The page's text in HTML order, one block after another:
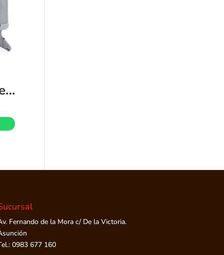
Cuna Colecho Next2Me Forever Chicco
Fernando de la Mora c/ De la Victoria.
0983 677 160